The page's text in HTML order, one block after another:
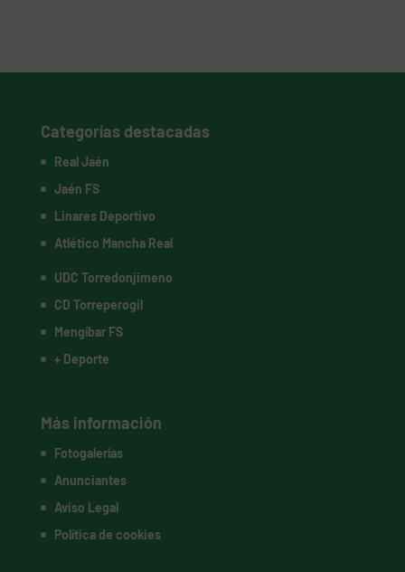
Categorías destacadas
Real Jaén
Jaén FS
Linares Deportivo
Atlético Mancha Real
UDC Torredonjimeno
CD Torreperogil
Mengíbar FS
+ Deporte
Más información
Fotogalerías
Anunciantes
Aviso Legal
Política de cookies